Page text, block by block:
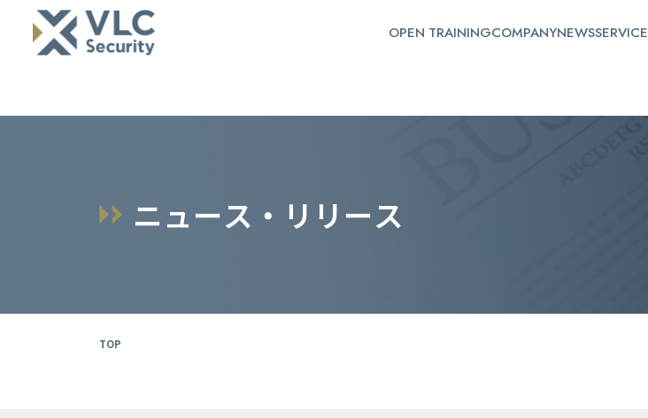
OPEN TRAININGCOMPANYNEWSSERVICE
ニュース ・ リ リ ース
TOP